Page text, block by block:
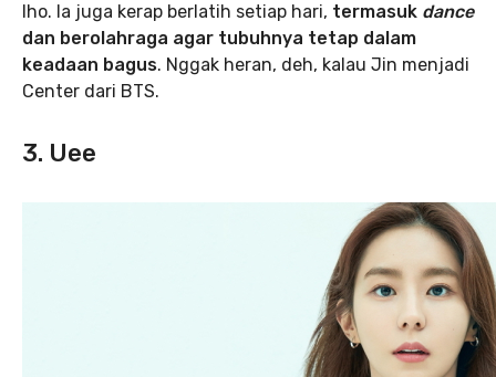
lho. Ia juga kerap berlatih setiap hari, termasuk dance
dan berolahraga agar tubuhnya tetap dalam
keadaan bagus. Nggak heran, deh, kalau Jin menjadi
Center dari BTS.
3. Uee